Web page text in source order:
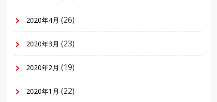
2020年4月 (26)
2020年3月 (23)
2020年2月 (19)
2020年1月 (22)